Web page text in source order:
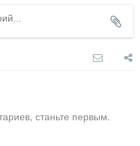
станьте первым.